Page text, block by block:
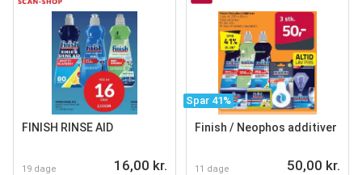
FINISH RINSE AID
19 dage 16,00 kr.
Spar 41%
Finish / Neophos additiver
11 dage 50,00 kr.